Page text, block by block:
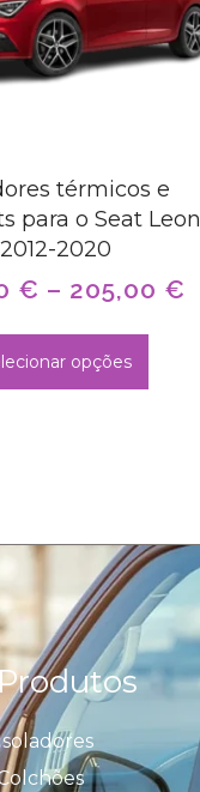
térmicos e
para o Seat Leon
2012-2020
€ – 205,00 €
opções